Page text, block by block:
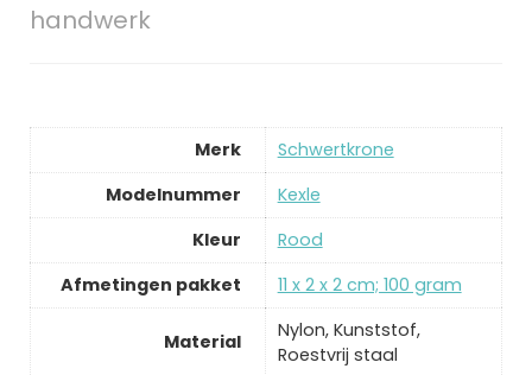
handwerk
Merk
‎Schwertkrone
Modelnummer
‎Kexle
Kleur
‎Rood
Afmetingen pakket
‎11 x 2 x 2 cm; 100 gram
Material
‎Nylon, Kunststof,
Roestvrij staal